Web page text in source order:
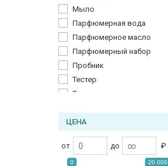
Мыло
Парфюмерная вода
Парфюмерное масло
Парфюмерный набор
Пробник
Тестер
Туалетная вода
ЦЕНА
от до ₽
0 20 000